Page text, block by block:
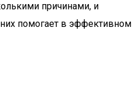
причинами, и
помогает в эффективном